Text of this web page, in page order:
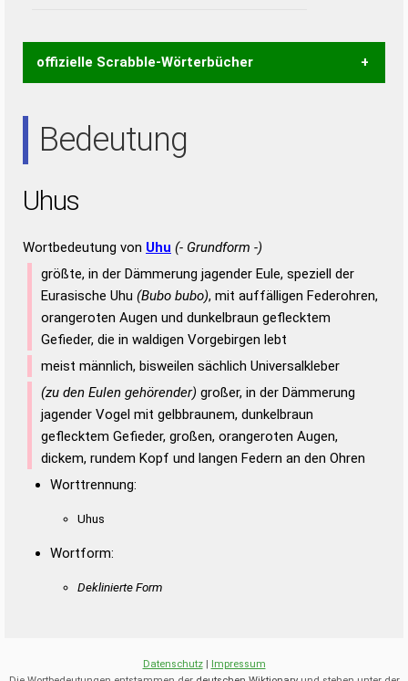
offizielle Scrabble-Wörterbücher
Wortanalyse-Algorithmus gute Anhaltspunkte zu
Wortbedeutung, Worttrennung und Wortform, um die
bestimmen!
Duden – Standardwerk in 12 Bänden
Duden – Richtiges und gutes
Deutsch
Duden – Die deutsche Grammatik
Duden – Deutsches
Universalwörterbuch
Bedeutung
Uhus
Wortbedeutung von Uhu (- Grundform -)
größte, in der Dämmerung jagender Eule, speziell der
Eurasische Uhu (Bubo bubo), mit auffälligen Federohren,
orangeroten Augen und dunkelbraun geflecktem
Gefieder, die in waldigen Vorgebirgen lebt
meist männlich, bisweilen sächlich Universalkleber
(zu den Eulen gehörender) großer, in der Dämmerung
jagender Vogel mit gelbbraunem, dunkelbraun
geflecktem Gefieder, großen, orangeroten Augen,
dickem, rundem Kopf und langen Federn an den Ohren
Worttrennung:
Uhus
Wortform:
Deklinierte Form
Datenschutz| Impressum